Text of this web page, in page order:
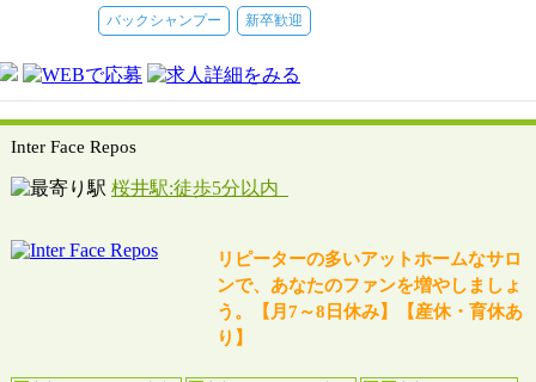
バックシャンプー 新卒歓迎
Inter Face Repos
桜井駅:徒歩5分以内
リピーターの多いアットホームなサロ
ンで、あなたのファンを増やしましょ
う。【月7～8日休み】【産休・育休あ
り】